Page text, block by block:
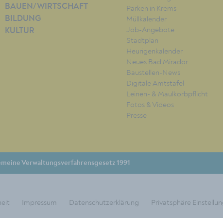
BAUEN/WIRTSCHAFT
BILDUNG
KULTUR
Parken in Krems
Müllkalender
Job-Angebote
Stadtplan
Heurigenkalender
Neues Bad Mirador
Baustellen-News
Digitale Amtstafel
Leinen- & Maulkorbpflicht
Fotos & Videos
Presse
Verwaltungsverfahrensgesetz 1991
Impressum Datenschutzerklärung Privatsphäre